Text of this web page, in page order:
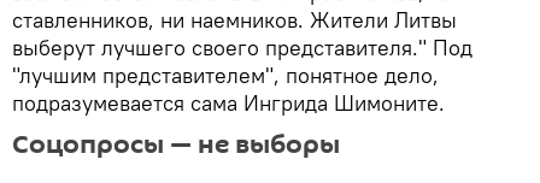
ставленников, ни наемников. Жители Литвы
выберут лучшего своего представителя." Под
"лучшим представителем", понятное дело,
подразумевается сама Ингрида Шимоните.
Соцопросы — не выборы